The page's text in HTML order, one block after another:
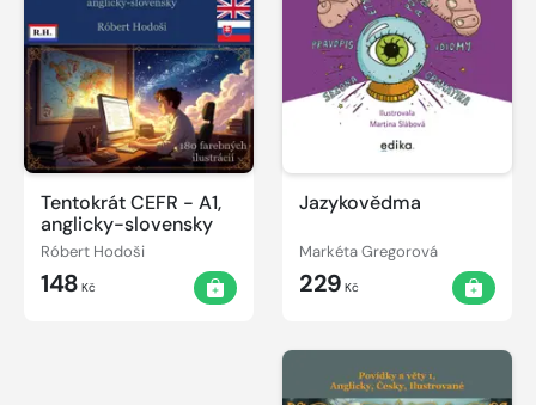
Tentokrát CEFR - A1,
anglicky-slovensky
Róbert Hodoši
148 Kč
Jazykovědma
Markéta Gregorová
229 Kč